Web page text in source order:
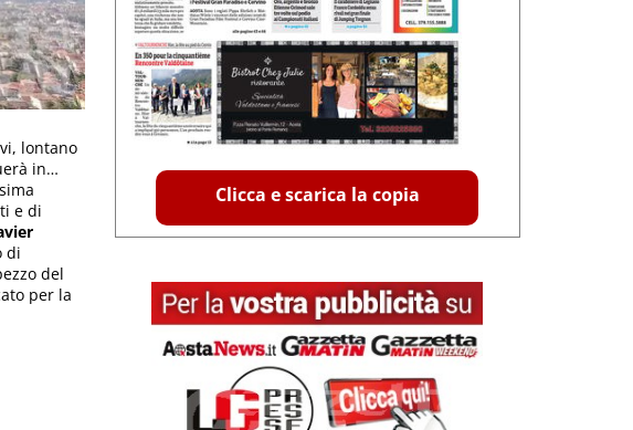
lontano
in…
e di
di
del
per la
Clicca e scarica la copia